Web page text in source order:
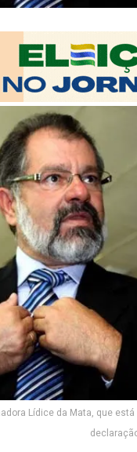
Lídice da Mata, que